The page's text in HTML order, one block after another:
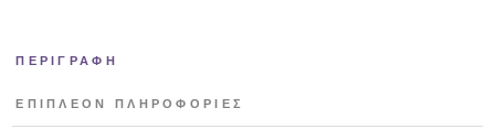
ΠΕΡΙΓΡΑΦΉ
ΕΠΙΠΛΈΟΝ ΠΛΗΡΟΦΟΡΊΕΣ